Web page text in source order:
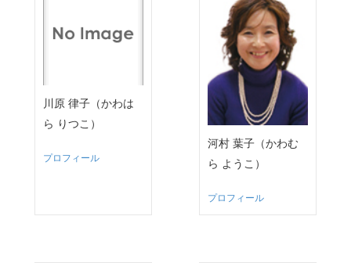
川原 律子（かわは
ら りつこ）
プロフィール
河村 葉子（かわむ
ら ようこ）
プロフィール